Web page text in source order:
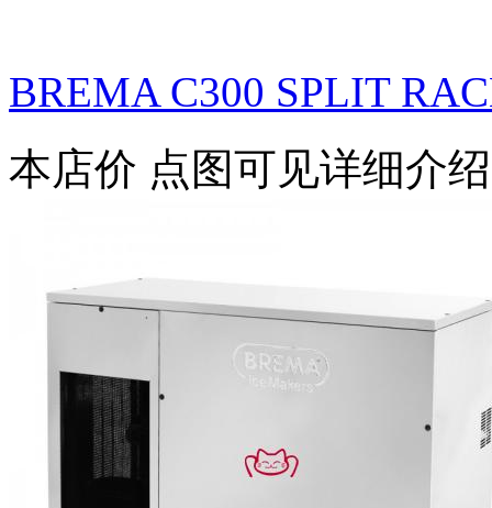
BREMA C300 SPLIT
本店价 点图可见详细介绍